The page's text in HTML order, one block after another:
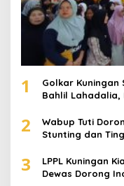
1
Golkar Kuningan
Bahlil Lahadalia,
2
Wabup Tuti
Stunting dan
3
LPPL Kuningan
Dewas Dorong